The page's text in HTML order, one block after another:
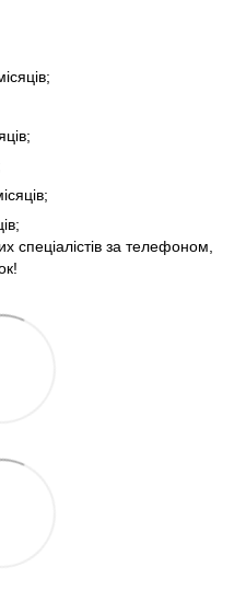
спеціалістів за телефоном,